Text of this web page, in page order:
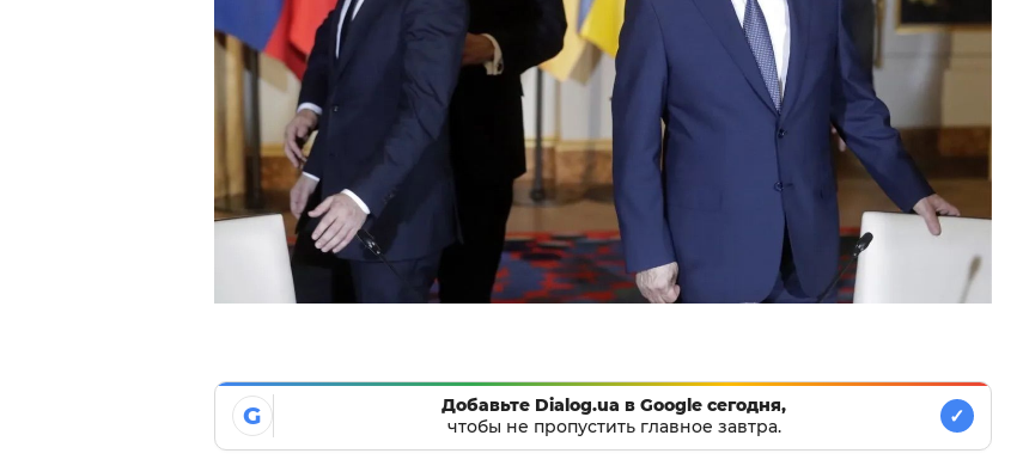
G
Добавьте Dialog.ua в Google сегодня,
чтобы не пропустить главное завтра.
✓